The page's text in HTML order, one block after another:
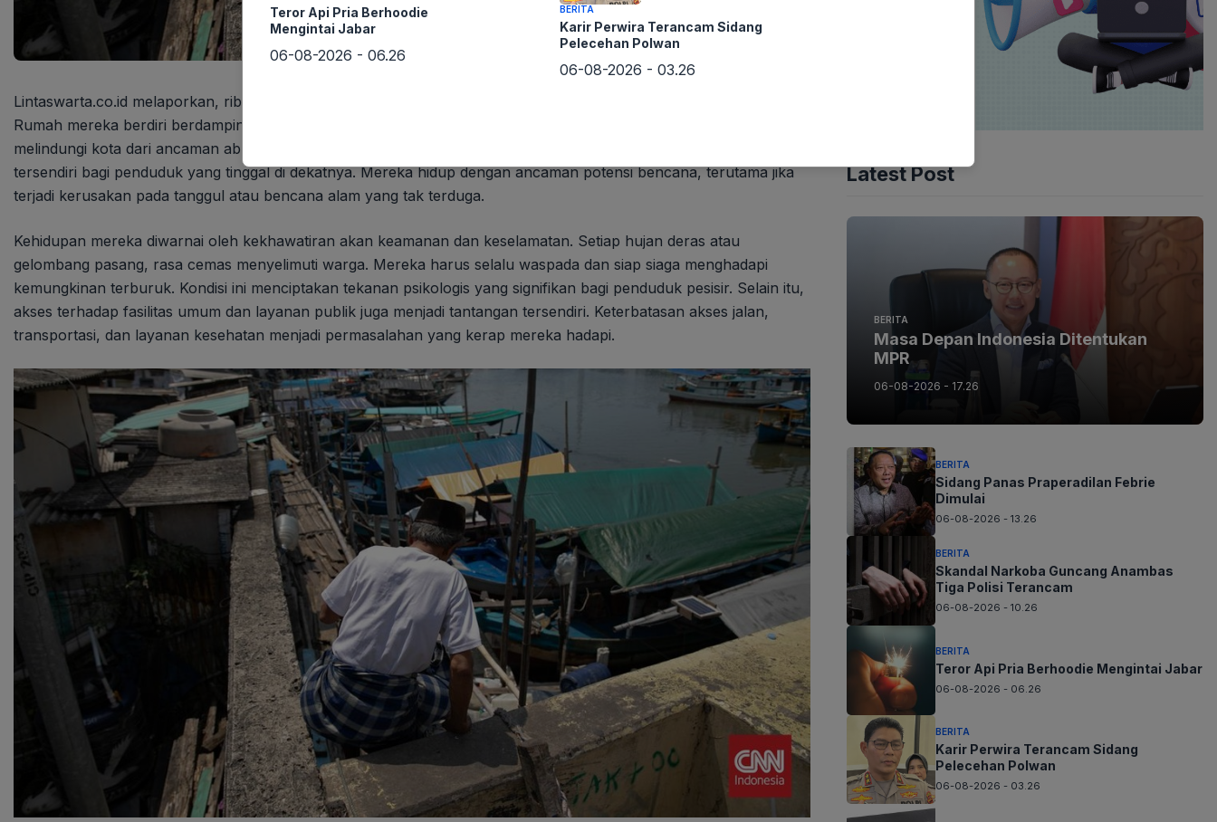
Lintaswarta.co.id melaporkan, ribuan warga pesisir Jakarta hidup dalam bayang-bayang risiko setiap harinya.
Rumah mereka berdiri berdampingan dengan tanggul laut Teluk Jakarta, sebuah konstruksi raksasa yang
melindungi kota dari ancaman abrasi dan banjir. Namun, keberadaan tanggul ini juga menghadirkan dilema
tersendiri bagi penduduk yang tinggal di dekatnya. Mereka hidup dengan ancaman potensi bencana, terutama jika
terjadi kerusakan pada tanggul atau bencana alam yang tak terduga.
Kehidupan mereka diwarnai oleh kekhawatiran akan keamanan dan keselamatan. Setiap hujan deras atau
gelombang pasang, rasa cemas menyelimuti warga. Mereka harus selalu waspada dan siap siaga menghadapi
kemungkinan terburuk. Kondisi ini menciptakan tekanan psikologis yang signifikan bagi penduduk pesisir. Selain itu,
akses terhadap fasilitas umum dan layanan publik juga menjadi tantangan tersendiri. Keterbatasan akses jalan,
transportasi, dan layanan kesehatan menjadi permasalahan yang kerap mereka hadapi.
Latest Post
BERITA
Masa Depan Indonesia Ditentukan
MPR
06-08-2026 - 17.26
BERITA
Sidang Panas Praperadilan Febrie
Dimulai
06-08-2026 - 13.26
BERITA
Skandal Narkoba Guncang Anambas
Tiga Polisi Terancam
06-08-2026 - 10.26
BERITA
Teror Api Pria Berhoodie Mengintai Jabar
06-08-2026 - 06.26
BERITA
Karir Perwira Terancam Sidang
Pelecehan Polwan
06-08-2026 - 03.26
Teror Api Pria Berhoodie
Mengintai Jabar
06-08-2026 - 06.26
BERITA
Karir Perwira Terancam Sidang
Pelecehan Polwan
06-08-2026 - 03.26